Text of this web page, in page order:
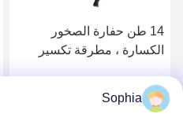
14 طن حفارة الصخور
الكسارة ، مطرقة تكسير
احصل على افضل سعر
Sophia